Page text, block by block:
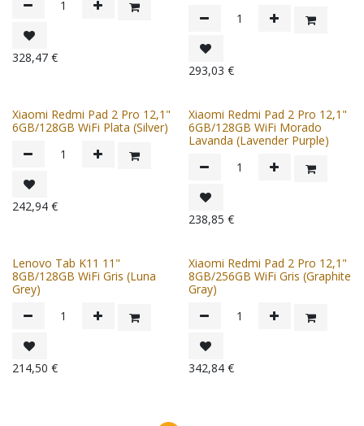
328,47 €
293,03 €
Xiaomi Redmi Pad 2 Pro 12,1"
6GB/128GB WiFi Plata (Silver)
242,94 €
Xiaomi Redmi Pad 2 Pro 12,1"
6GB/128GB WiFi Morado
Lavanda (Lavender Purple)
238,85 €
Lenovo Tab K11 11"
8GB/128GB WiFi Gris (Luna
Grey)
214,50 €
Xiaomi Redmi Pad 2 Pro 12,1"
8GB/256GB WiFi Gris (Graphite
Gray)
342,84€